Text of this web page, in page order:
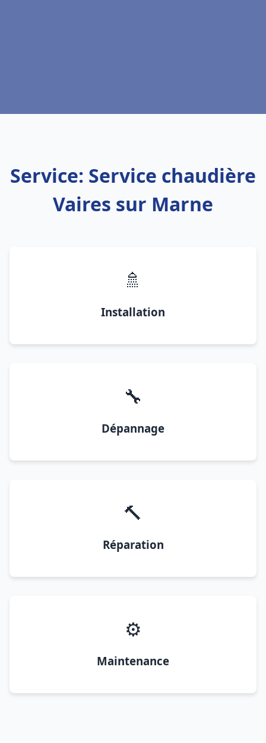
Service: Service chaudière
Vaires sur Marne
🚿
Installation
🔧
Dépannage
🔨
Réparation
⚙️
Maintenance